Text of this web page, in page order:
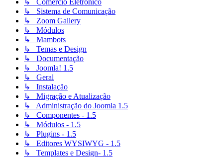
↳ Comércio Eletrônico
↳ Sistema de Comunicação
↳ Zoom Gallery
↳ Módulos
↳ Mambots
↳ Temas e Design
↳ Documentação
↳ Joomla! 1.5
↳ Geral
↳ Instalação
↳ Migração e Atualização
↳ Administração do Joomla 1.5
↳ Componentes - 1.5
↳ Módulos - 1.5
↳ Plugins - 1.5
↳ Editores WYSIWYG - 1.5
↳ Templates e Design- 1.5